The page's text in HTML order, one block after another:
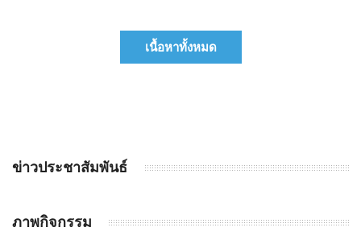
เนื้อหาทั้งหมด
ข่าวประชาสัมพันธ์
ภาพกิจกรรม